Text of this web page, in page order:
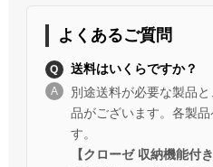
よくあるご質問
送料はいくらですか？
別途送料が必要な製品
品がございます。各製
す。
【クローゼ 収納機能付